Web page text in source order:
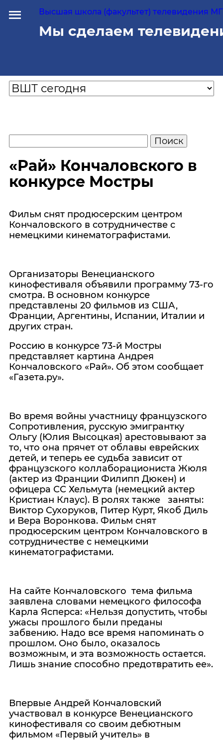
Высшая школа (факультет) телевидения
Мы сделаем
«Рай» Кончаловского в
конкурсе Мостры
Фильм снят продюсерским центром
Кончаловского в сотрудничестве с
немецкими кинематографистами.
Организаторы Венецианского
кинофестиваля объявили программу 73-го
смотра. В основном конкурсе
представлены 20 фильмов из США,
Франции, Аргентины, Испании, Италии и
других стран.
Россию в конкурсе 73-й Мостры
представляет картина Андрея
Кончаловского «Рай». Об этом сообщает
«Газета.ру».
Во время войны участницу французского
Сопротивления, русскую эмигрантку
Ольгу (Юлия Высоцкая) арестовывают за
то, что она прячет от облавы еврейских
детей, и теперь ее судьба зависит от
французского коллаборациониста Жюля
(актер из Франции Филипп Дюкен) и
офицера СС Хельмута (немецкий актер
Кристиан Клаус). В ролях также заняты:
Виктор Сухоруков, Питер Курт, Якоб Диль
и Вера Воронкова. Фильм снят
продюсерским центром Кончаловского в
сотрудничестве с немецкими
кинематографистами.
На сайте Кончаловского тема фильма
заявлена словами немецкого философа
Карла Ясперса: «Нельзя допустить, чтобы
ужасы прошлого были преданы
забвению. Надо все время напоминать о
прошлом. Оно было, оказалось
возможным, и эта возможность остается.
Лишь знание способно предотвратить ее».
Впервые Андрей Кончаловский
участвовал в конкурсе Венецианского
кинофестиваля со своим дебютным
фильмом «Первый учитель» в